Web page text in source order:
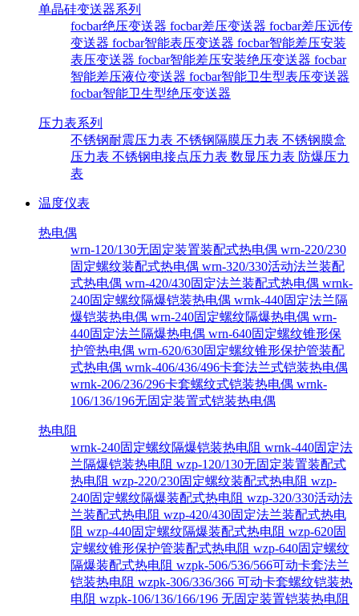
单晶硅变送器系列
focbar绝压变送器 focbar差压变送器 focbar差压远传
变送器 focbar智能表压变送器 focbar智能差压安装
表压变送器 focbar智能差压安装绝压变送器 focbar
智能差压液位变送器 focbar智能卫生型表压变送器
focbar智能卫生型绝压变送器
压力表系列
不锈钢耐震压力表 不锈钢隔膜压力表 不锈钢膜盒
压力表 不锈钢电接点压力表 数显压力表 防爆压力
表
温度仪表
热电偶
wrn-120/130无固定装置装配式热电偶 wrn-220/230
固定螺纹装配式热电偶 wrn-320/330活动法兰装配
式热电偶 wrn-420/430固定法兰装配式热电偶 wrnk-
240固定螺纹隔爆铠装热电偶 wrnk-440固定法兰隔
爆铠装热电偶 wrn-240固定螺纹隔爆热电偶 wrn-
440固定法兰隔爆热电偶 wrn-640固定螺纹锥形保
护管热电偶 wrn-620/630固定螺纹锥形保护管装配
式热电偶 wrnk-406/436/496卡套法兰式铠装热电偶
wrnk-206/236/296卡套螺纹式铠装热电偶 wrnk-
106/136/196无固定装置式铠装热电偶
热电阻
wrnk-240固定螺纹隔爆铠装热电阻 wrnk-440固定法
兰隔爆铠装热电阻 wzp-120/130无固定装置装配式
热电阻 wzp-220/230固定螺纹装配式热电阻 wzp-
240固定螺纹隔爆装配式热电阻 wzp-320/330活动法
兰装配式热电阻 wzp-420/430固定法兰装配式热电
阻 wzp-440固定螺纹隔爆装配式热电阻 wzp-620固
定螺纹锥形保护管装配式热电阻 wzp-640固定螺纹
隔爆装配式热电阻 wzpk-506/536/566可动卡套法兰
铠装热电阻 wzpk-306/336/366 可动卡套螺纹铠装热
电阻 wzpk-106/136/166/196 无固定装置铠装热电阻